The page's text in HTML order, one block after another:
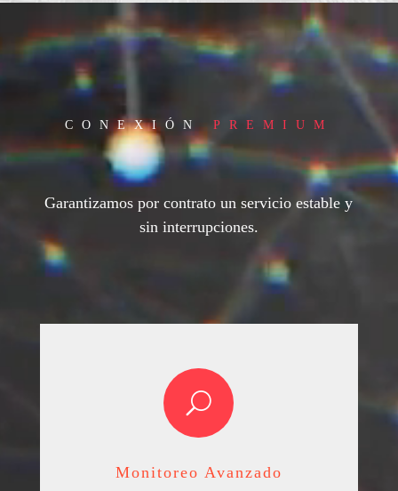
vídeo
CONEXIÓN PREMIUM
Garantizamos por contrato un servicio estable y
sin interrupciones.
U
Monitoreo Avanzado